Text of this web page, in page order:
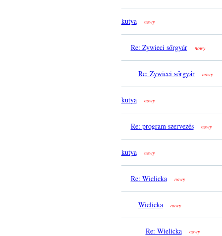
kutya nowy
Re: Zywieci sőrgyár nowy
Re: Zywieci sőrgyár nowy
kutya nowy
Re: program szervezés nowy
kutya nowy
Re: Wielicka nowy
Wielicka nowy
Re: Wielicka nowy